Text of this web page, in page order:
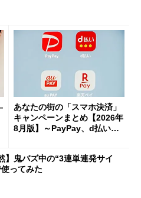
あなたの街の「スマホ決済」
キャンペーンまとめ【2026年
8月版】～PayPay、d払い、a
】鬼バズ中の“3連単連発サイ
使ってみた